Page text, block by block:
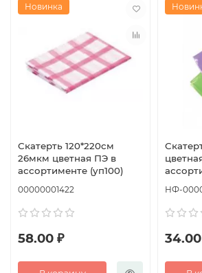
Новинка
Скатерть 120*220см
26мкм цветная ПЭ в
ассортименте (уп100)
00000001422
58.00 ₽
НФ-